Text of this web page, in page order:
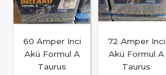
60 Amper Inci
Akü Formul A
Taurus
72 Amper Inci
Akü Formul A
Taurus